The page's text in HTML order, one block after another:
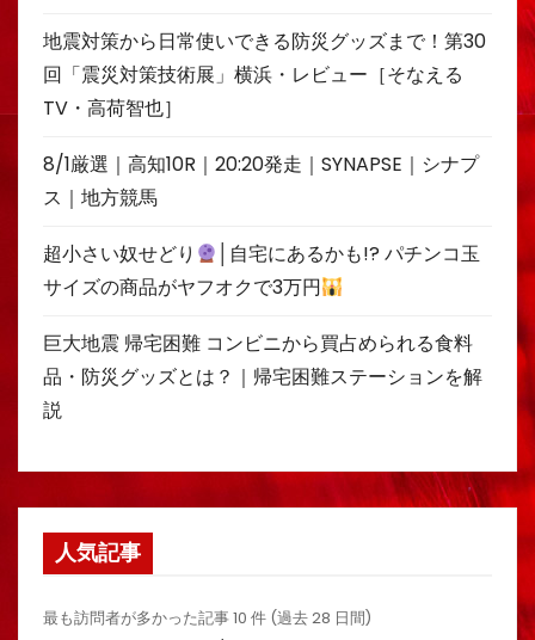
地震対策から日常使いできる防災グッズまで！第30
回「震災対策技術展」横浜・レビュー［そなえる
TV・高荷智也］
8/1厳選｜高知10R｜20:20発走｜SYNAPSE｜シナプ
ス｜地方競馬
超小さい奴せどり
│自宅にあるかも!? パチンコ玉
サイズの商品がヤフオクで3万円
巨大地震 帰宅困難 コンビニから買占められる食料
品・防災グッズとは？｜帰宅困難ステーションを解
説
人気記事
最も訪問者が多かった記事 10 件 (過去 28 日間)